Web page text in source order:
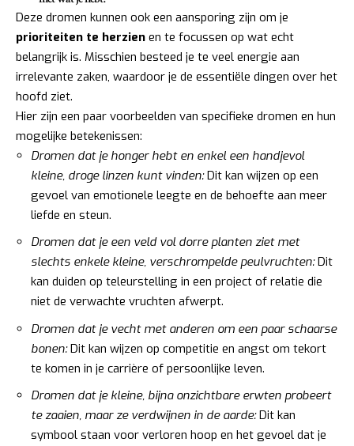
Deze dromen kunnen ook een aansporing zijn om je
prioriteiten te herzien en te focussen op wat echt
belangrijk is. Misschien besteed je te veel energie aan
irrelevante zaken, waardoor je de essentiële dingen over het
hoofd ziet.
Hier zijn een paar voorbeelden van specifieke dromen en hun
mogelijke betekenissen:
Dromen dat je honger hebt en enkel een handjevol
kleine, droge linzen kunt vinden:Dit kan wijzen op een
gevoel van emotionele leegte en de behoefte aan meer
liefde en steun.
Dromen dat je een veld vol dorre planten ziet met
slechts enkele kleine, verschrompelde peulvruchten:Dit
kan duiden op teleurstelling in een project of relatie die
niet de verwachte vruchten afwerpt.
Dromen dat je vecht met anderen om een paar schaarse
bonen:Dit kan wijzen op competitie en angst om tekort
te komen in je carrière of persoonlijke leven.
Dromen dat je kleine, bijna onzichtbare erwten probeert
te zaaien, maar ze verdwijnen in de aarde:Dit kan
symbool staan voor verloren hoop en het gevoel dat je